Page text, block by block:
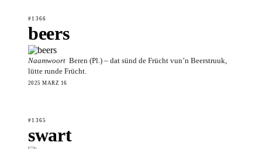
#1366
beers
Naamwoort Beren (Pl.) – dat sünd de Frücht vun’n Beerstruuk,
lütte runde Frücht.
2025 MÄRZ 16
#1365
swart